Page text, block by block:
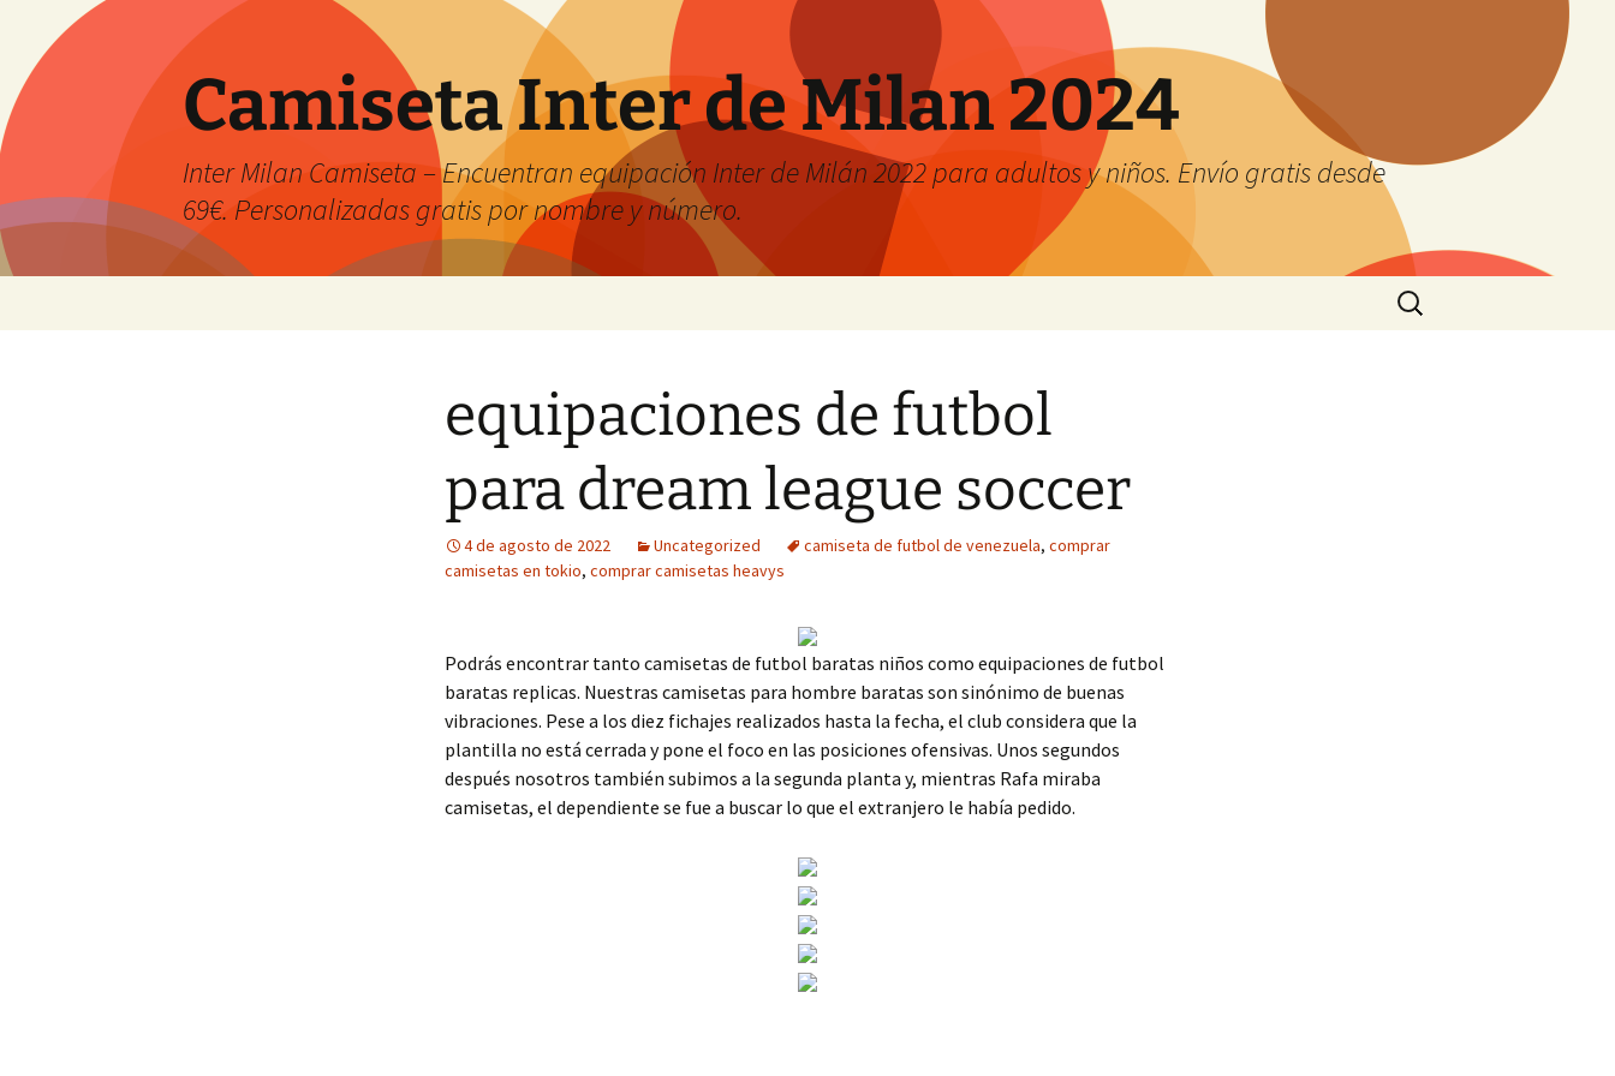
Camiseta Inter de Milan 2024
Inter Milan Camiseta – Encuentran equipación Inter de Milán 2022 para adultos y niños. Envío gratis desde
69€. Personalizadas gratis por nombre y número.
Buscar:
equipaciones de futbol
para dream league soccer
4 de agosto de 2022 Uncategorized camiseta de futbol de venezuela, comprar
camisetas en tokio, comprar camisetas heavys
Podrás encontrar tanto camisetas de futbol baratas niños como equipaciones de futbol
baratas replicas. Nuestras camisetas para hombre baratas son sinónimo de buenas
vibraciones. Pese a los diez fichajes realizados hasta la fecha, el club considera que la
plantilla no está cerrada y pone el foco en las posiciones ofensivas. Unos segundos
después nosotros también subimos a la segunda planta y, mientras Rafa miraba
camisetas, el dependiente se fue a buscar lo que el extranjero le había pedido.